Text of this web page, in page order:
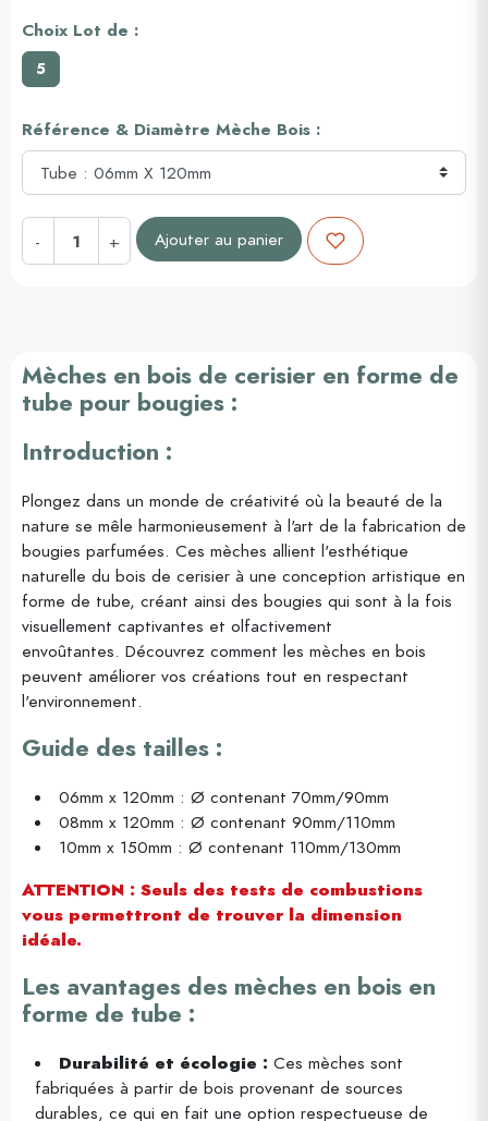
Choix Lot de :
5
Référence & Diamètre Mèche Bois :
- + Ajouter au panier
Mèches en bois de cerisier en forme de
tube pour bougies :
Introduction :
Plongez dans un monde de créativité où la beauté de la
nature se mêle harmonieusement à l'art de la fabrication de
bougies parfumées. Ces mèches allient l'esthétique
naturelle du bois de cerisier à une conception artistique en
forme de tube, créant ainsi des bougies qui sont à la fois
visuellement captivantes et olfactivement
envoûtantes. Découvrez comment les mèches en bois
peuvent améliorer vos créations tout en respectant
l'environnement.
Guide des tailles :
06mm x 120mm : Ø contenant 70mm/90mm
08mm x 120mm : Ø contenant 90mm/110mm
10mm x 150mm : Ø contenant 110mm/130mm
ATTENTION : Seuls des tests de combustions
vous permettront de trouver la dimension
idéale.
Les avantages des mèches en bois en
forme de tube :
Durabilité et écologie : Ces mèches sont
fabriquées à partir de bois provenant de sources
durables, ce qui en fait une option respectueuse de